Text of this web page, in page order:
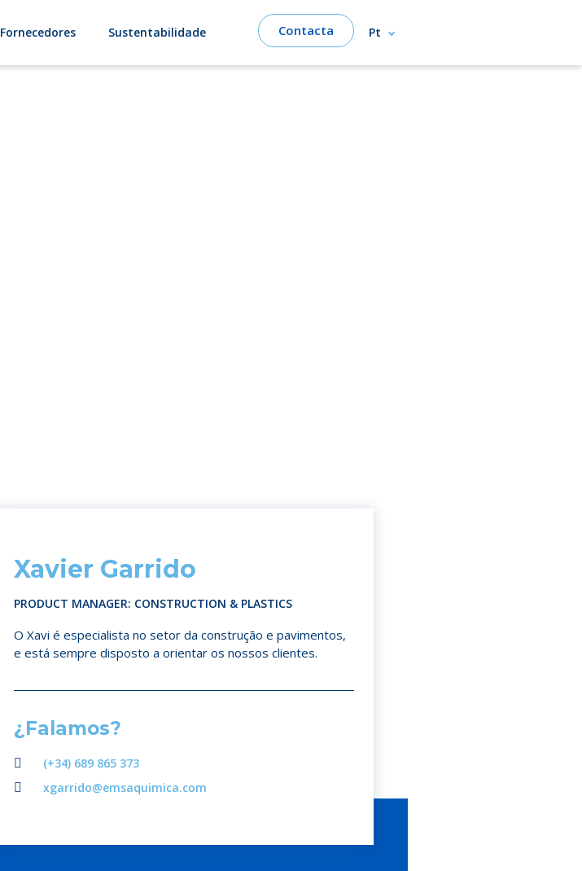
Fornecedores Sustentabilidade Contacta Pt
Xavier Garrido
PRODUCT MANAGER: CONSTRUCTION & PLASTICS
O Xavi é especialista no setor da construção e pavimentos,
e está sempre disposto a orientar os nossos clientes.
¿Falamos?
(+34) 689 865 373
xgarrido@emsaquimica.com